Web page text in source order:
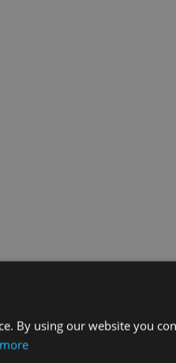
By using our website you